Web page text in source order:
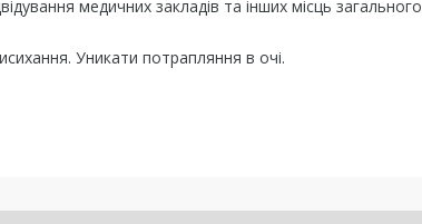
медичних закладів та інших місць загального
Уникати потрапляння в очі.